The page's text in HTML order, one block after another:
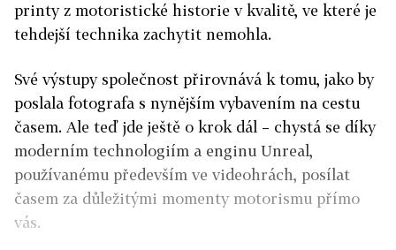
printy z motoristické historie v kvalitě, ve které je
tehdejší technika zachytit nemohla.
Své výstupy společnost přirovnává k tomu, jako by
poslala fotografa s nynějším vybavením na cestu
časem. Ale teď jde ještě o krok dál – chystá se díky
moderním technologiím a enginu Unreal,
používanému především ve videohrách, posílat
časem za důležitými momenty motorismu přímo
vás.